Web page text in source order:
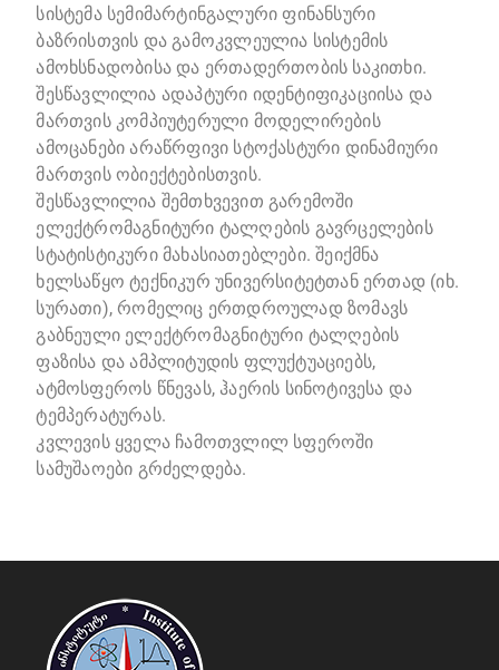
სისტემა სემიმარტინგალური ფინანსური
ბაზრისთვის და გამოკვლეულია სისტემის
ამოხსნადობისა და ერთადერთობის საკითხი.
შესწავლილია ადაპტური იდენტიფიკაციისა და
მართვის კომპიუტერული მოდელირების
ამოცანები არაწრფივი სტოქასტური დინამიური
მართვის ობიექტებისთვის.
შესწავლილია შემთხვევით გარემოში
ელექტრომაგნიტური ტალღების გავრცელების
სტატისტიკური მახასიათებლები. შეიქმნა
ხელსაწყო ტექნიკურ უნივერსიტეტთან ერთად (იხ.
სურათი), რომელიც ერთდროულად ზომავს
გაბნეული ელექტრომაგნიტური ტალღების
ფაზისა და ამპლიტუდის ფლუქტუაციებს,
ატმოსფეროს წნევას, ჰაერის სინოტივესა და
ტემპერატურას.
კვლევის ყველა ჩამოთვლილ სფეროში
სამუშაოები გრძელდება.